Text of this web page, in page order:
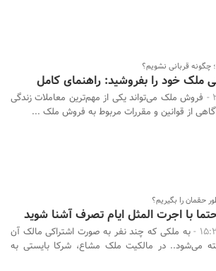
چگونه قربانی نشویم؟
ملک خود را بفروشید: راهنمای کامل
فروش ملک می‌تواند یکی از مهم‌ترین معاملات زندگی
از قوانین و مقررات مربوط به فروش ملک ...
حقمان را بگیریم؟
با اجرت المثل ایام تصرف آشنا شوید
به ملکی که چند نفر به صورت اشتراکی مالک آن
می‌شود.. در مالکیت ملک مشاع، شرکا بایستی به